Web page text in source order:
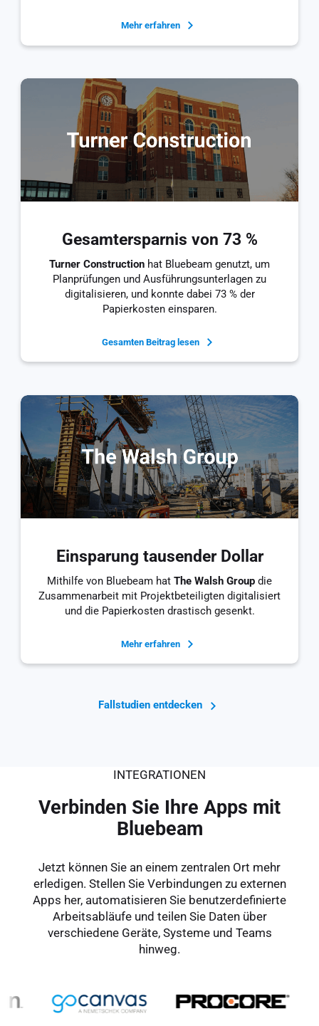
Mehr erfahren
Gesamtersparnis von 73 %
Turner Construction hat Bluebeam genutzt, um
Planprüfungen und Ausführungsunterlagen zu
digitalisieren, und konnte dabei 73 % der
Papierkosten einsparen.
Gesamten Beitrag lesen
Einsparung tausender Dollar
Mithilfe von Bluebeam hat The Walsh Group die
Zusammenarbeit mit Projektbeteiligten digitalisiert
und die Papierkosten drastisch gesenkt.
Mehr erfahren
Fallstudien entdecken
INTEGRATIONEN
Verbinden Sie Ihre Apps mit
Bluebeam
Jetzt können Sie an einem zentralen Ort mehr
erledigen. Stellen Sie Verbindungen zu externen
Apps her, automatisieren Sie benutzerdefinierte
Arbeitsabläufe und teilen Sie Daten über
verschiedene Geräte, Systeme und Teams
hinweg.